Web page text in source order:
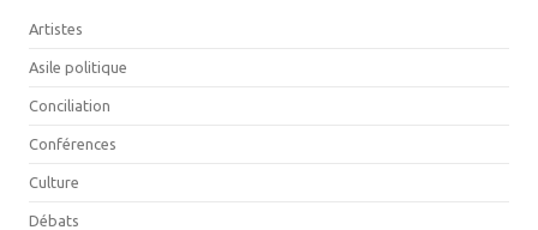
Artistes
Asile politique
Conciliation
Conférences
Culture
Débats